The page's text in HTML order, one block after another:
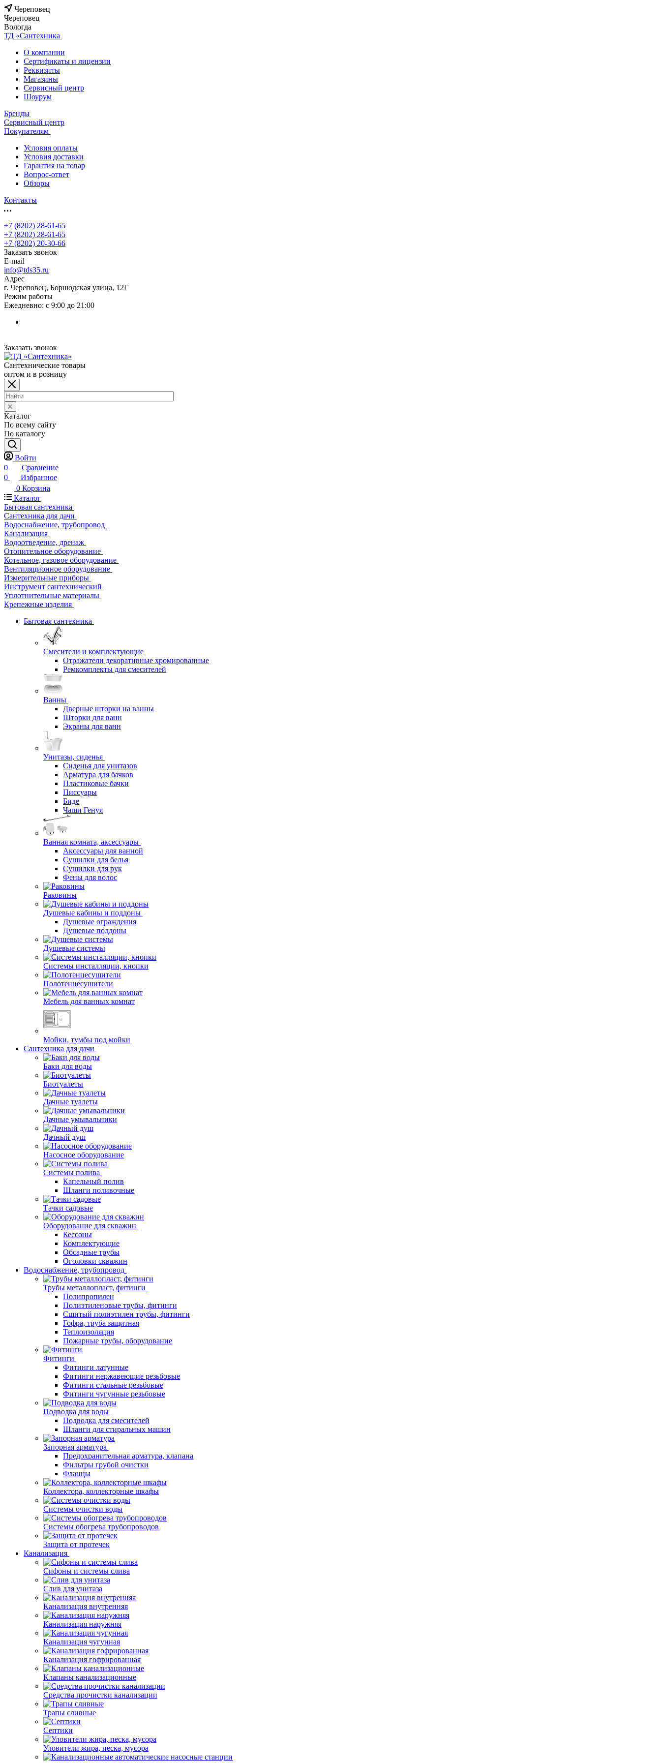
Череповец
Череповец
Вологда
ТД «Сантехника
О компании
Сертификаты и лицензии
Реквизиты
Магазины
Сервисный центр
Шоурум
Бренды
Сервисный центр
Покупателям
Условия оплаты
Условия доставки
Гарантия на товар
Вопрос-ответ
Обзоры
Контакты
+7 (8202) 28‑61-65
+7 (8202) 28‑61-65
+7 (8202) 20‑30-66
Заказать звонок
E-mail
info@tds35.ru
Адрес
г. Череповец, Боршодская улица, 12Г
Режим работы
Ежедневно: с 9:00 до 21:00
Заказать звонок
Сантехнические товары
оптом и в розницу
Каталог
По всему сайту
По каталогу
Войти
0
Сравнение
0
Избранное
0 Корзина
Каталог
Бытовая сантехника
Сантехника для дачи
Водоснабжение, трубопровод
Канализация
Водоотведение, дренаж
Отопительное оборудование
Котельное, газовое оборудование
Вентиляционное оборудование
Измерительные приборы
Инструмент сантехнический
Уплотнительные материалы
Крепежные изделия
Бытовая сантехника
Смесители и комплектующие
Отражатели декоративные хромированные
Ремкомплекты для смесителей
Ванны
Дверные шторки на ванны
Шторки для ванн
Экраны для ванн
Унитазы, сиденья
Сиденья для унитазов
Арматура для бачков
Пластиковые бачки
Писсуары
Биде
Чаши Генуя
Ванная комната, аксессуары
Аксессуары для ванной
Сушилки для белья
Сушилки для рук
Фены для волос
Раковины
Душевые кабины и поддоны
Душевые ограждения
Душевые поддоны
Душевые системы
Системы инсталляции, кнопки
Полотенцесушители
Мебель для ванных комнат
Мойки, тумбы под мойки
Сантехника для дачи
Баки для воды
Биотуалеты
Дачные туалеты
Дачные умывальники
Дачный душ
Насосное оборудование
Системы полива
Капельный полив
Шланги поливочные
Тачки садовые
Оборудование для скважин
Кессоны
Комплектующие
Обсадные трубы
Оголовки скважин
Водоснабжение, трубопровод
Трубы металлопласт, фитинги
Полипропилен
Полиэтиленовые трубы, фитинги
Сшитый полиэтилен трубы, фитинги
Гофра, труба защитная
Теплоизоляция
Пожарные трубы, оборудование
Фитинги
Фитинги латунные
Фитинги нержавеющие резьбовые
Фитинги стальные резьбовые
Фитинги чугунные резьбовые
Подводка для воды
Подводка для смесителей
Шланги для стиральных машин
Запорная арматура
Предохранительная арматура, клапана
Фильтры грубой очистки
Фланцы
Коллектора, коллекторные шкафы
Системы очистки воды
Системы обогрева трубопроводов
Защита от протечек
Канализация
Сифоны и системы слива
Слив для унитаза
Канализация внутренняя
Канализация наружняя
Канализация чугунная
Канализация гофрированная
Клапаны канализационные
Средства прочистки канализации
Трапы сливные
Септики
Уловители жира, песка, мусора